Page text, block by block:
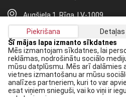
Augšiela 1, Rīga, LV-1009
lhf@lhf.lv
+371 67565614
Saņem jaunākās ziņas savā E-pastā:
Piekrītu savaidatu apstrādei
Piekrišana Detaļas
Šī mājas lapa izmanto sīkdatnes
Mēs izmantojam sīkdatnes, lai
reklāmas, nodrošinātu sociālo
mūsu datplūsmu. Mēs arī dalāmies
vietnes izmantošanu ar mūsu
analīzes partneriem, kuri to var
esat viņiem snieguši, vai ko viņi ir